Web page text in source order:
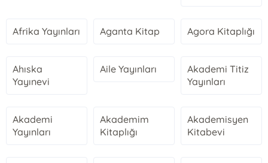
Afrika Yayınları Aganta Kitap Agora Kitaplığı
Ahıska
Yayınevi
Aile Yayınları
Akademi Titiz
Yayınları
Akademi
Yayınları
Akademim
Kitaplığı
Akademisyen
Kitabevi